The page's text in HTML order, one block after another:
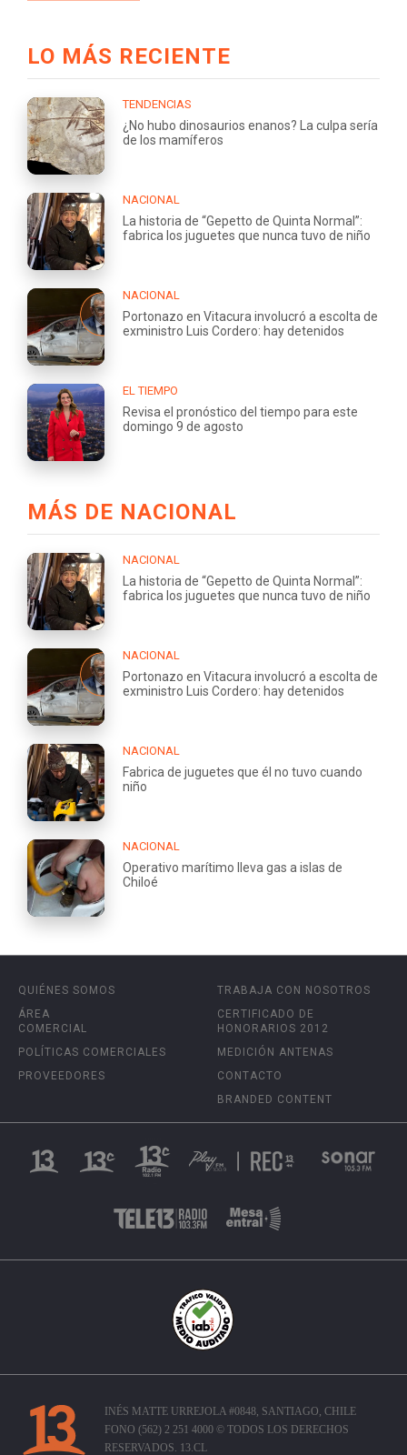
LO MÁS RECIENTE
TENDENCIAS
¿No hubo dinosaurios enanos? La culpa sería
de los mamíferos
NACIONAL
La historia de “Gepetto de Quinta Normal”:
fabrica los juguetes que nunca tuvo de niño
NACIONAL
Portonazo en Vitacura involucró a escolta de
exministro Luis Cordero: hay detenidos
EL TIEMPO
Revisa el pronóstico del tiempo para este
domingo 9 de agosto
MÁS DE NACIONAL
NACIONAL
La historia de “Gepetto de Quinta Normal”:
fabrica los juguetes que nunca tuvo de niño
NACIONAL
Portonazo en Vitacura involucró a escolta de
exministro Luis Cordero: hay detenidos
NACIONAL
Fabrica de juguetes que él no tuvo cuando
niño
NACIONAL
Operativo marítimo lleva gas a islas de
Chiloé
QUIÉNES SOMOS
ÁREA
COMERCIAL
POLÍTICAS COMERCIALES
PROVEEDORES
TRABAJA CON NOSOTROS
CERTIFICADO DE
HONORARIOS 2012
MEDICIÓN ANTENAS
CONTACTO
BRANDED CONTENT
INÉS MATTE URREJOLA #0848, SANTIAGO, CHILE
FONO (562) 2 251 4000 © TODOS LOS DERECHOS
RESERVADOS. 13.CL